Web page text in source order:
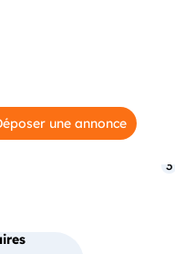
une annonce
3